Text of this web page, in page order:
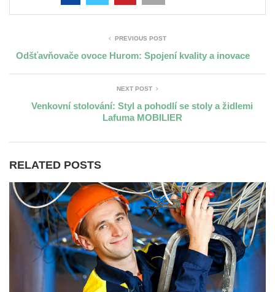
PREVIOUS POST
Odšťavňovače ovoce Hurom: Spojení kvality a inovace
NEXT POST
Venkovní stolování: Styl a pohodlí se stoly a židlemi
Lafuma MOBILIER
RELATED POSTS